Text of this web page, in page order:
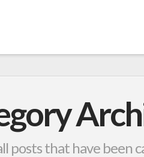
posts that have been